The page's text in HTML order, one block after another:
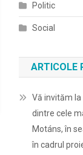
Politic
Social
ARTICOLE
Vă invităm
dintre cele
Motáns, în
în cadrul